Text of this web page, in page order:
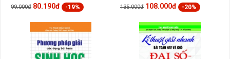
vào các kỳ thi học sinh giỏi.
99.000đ 80.190đ -19% 135.000đ 108.000đ -20%